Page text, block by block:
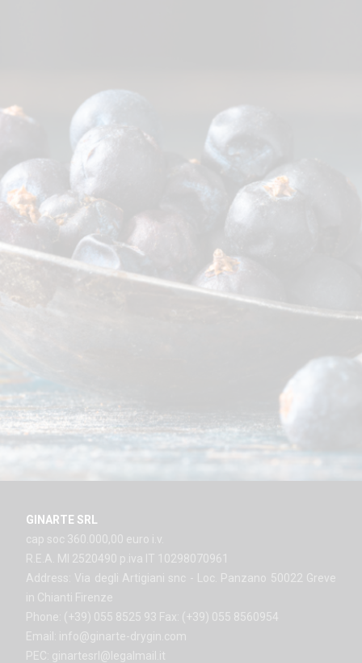
GINARTE SRL
cap soc 360.000,00 euro i.v.
R.E.A. MI 2520490 p.iva IT 10298070961
Address: Via degli Artigiani snc - Loc. Panzano 50022 Greve
in Chianti Firenze
Phone: (+39) 055 8525 93 Fax: (+39) 055 8560954
Email: info@ginarte-drygin.com
PEC: ginartesrl@legalmail.it